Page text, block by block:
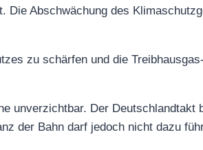
Abschwächung des
zu schärfen und die
unverzichtbar. Der
der Bahn darf jedoch nicht dazu